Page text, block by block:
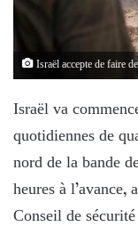
Israël accepte de faire
Israël va
quotidiennes de
nord de la bande
heures à
Conseil de